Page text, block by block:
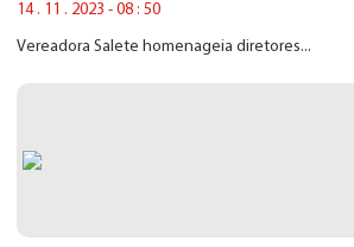
14 . 11 . 2023 - 08 : 50
Vereadora Salete homenageia diretores...